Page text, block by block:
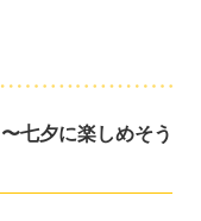
七夕に楽しめそう